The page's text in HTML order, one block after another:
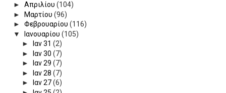
► Απριλίου (104)
► Μαρτίου (96)
► Φεβρουαρίου (116)
▼ Ιανουαρίου (105)
►
Ιαν 31 (2)
► Ιαν 30 (7)
►
Ιαν 29 (7)
► Ιαν 28 (7)
►
Ιαν 27(6)